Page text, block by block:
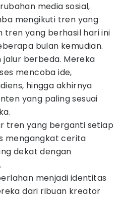
media sosial,
mengikuti tren yang
tren yang berhasil hari ini
bulan kemudian.
jalur berbeda. Mereka
mencoba ide,
hingga akhirnya
yang paling sesuai
tren yang berganti setiap
mengangkat cerita
dekat dengan
menjadi identitas
dari ribuan kreator